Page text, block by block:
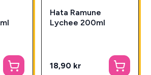
Hata Ramune
Lychee 200ml
18,90 kr